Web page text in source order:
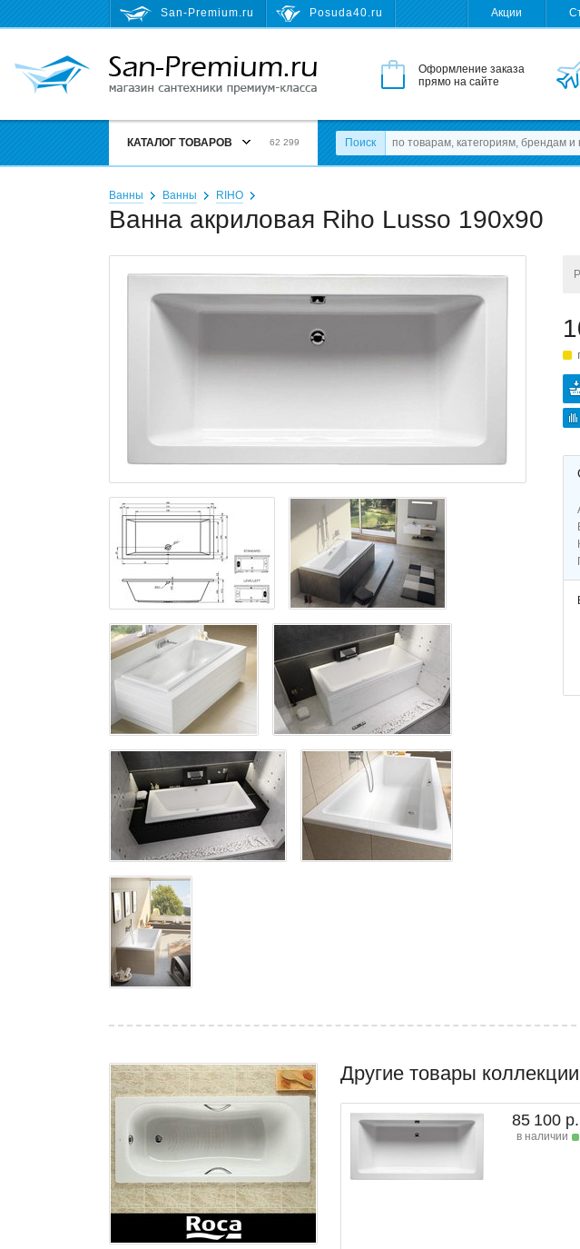
San-Premium.ru Posuda40.ru Акции
Оформление заказа
прямо на сайте
КАТАЛОГ ТОВАРОВ 62 299 Поиск
Ванны Ванны RIHO
Ванна акриловая Riho Lusso 190x90
Другие товары коллекции
85 100 р.
в наличии